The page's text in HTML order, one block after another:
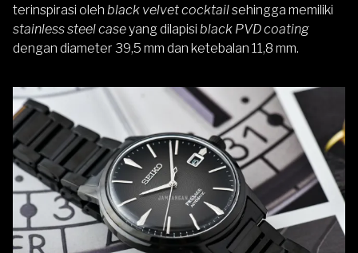
terinspirasi oleh black velvet cocktailsehingga memiliki
stainless steel caseyang dilapisi black PVD coating
dengan diameter 39,5 mm dan ketebalan 11,8 mm.